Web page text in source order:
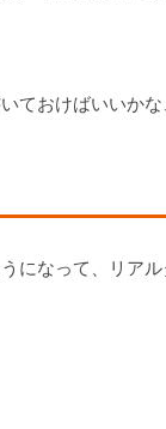
ておけばいいかな
になって、リア